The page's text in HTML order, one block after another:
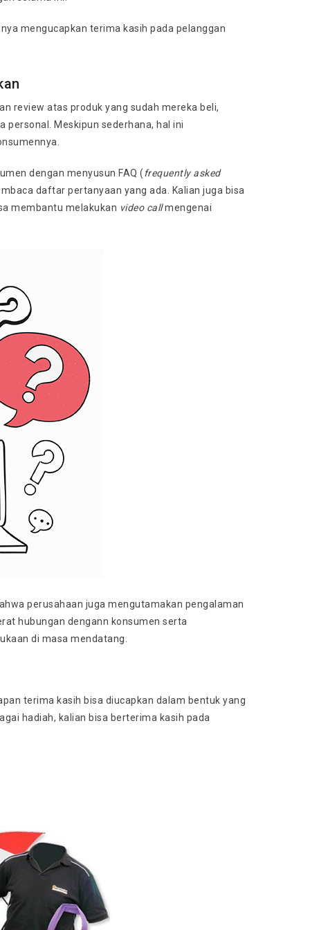
mengucapkan terima kasih pada pelanggan
review atas produk yang sudah mereka beli,
personal. Meskipun sederhana, hal ini
dengan menyusun FAQ (frequently asked
daftar pertanyaan yang ada. Kalian juga bisa
membantu melakukan video callmengenai
perusahaan juga mengutamakan pengalaman
hubungan dengann konsumen serta
di masa mendatang.
terima kasih bisa diucapkan dalam bentuk yang
hadiah, kalian bisa berterima kasih pada